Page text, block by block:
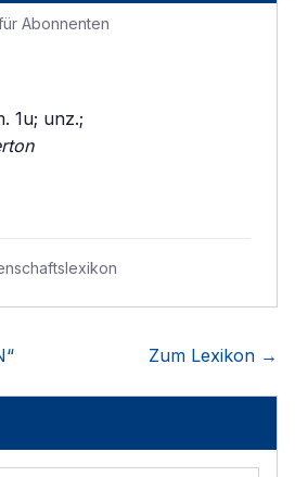
Abonnenten
1u; unz.;
“ Zum Lexikon →